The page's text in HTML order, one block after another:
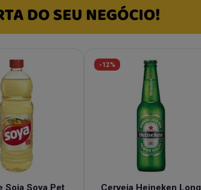
Soja Soya Pet
-12%
Cerveja Heineken Long